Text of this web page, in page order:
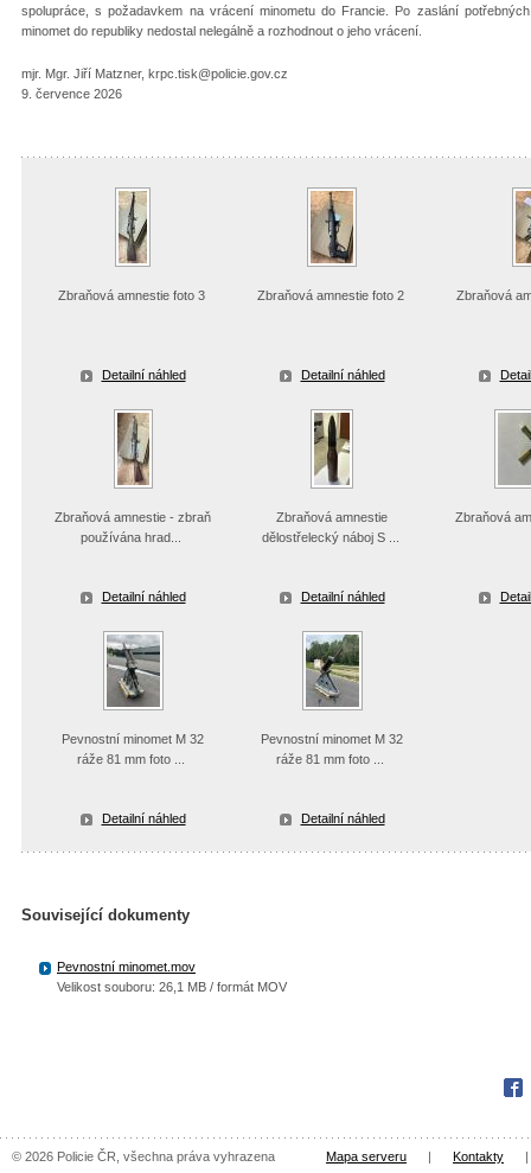
spolupráce, s požadavkem na vrácení minometu do Francie. Po zaslání
minomet do republiky nedostal nelegálně a rozhodnout o jeho vrácení.
mjr. Mgr. Jiří Matzner, krpc.tisk@policie.gov.cz
9. července 2026
Zbraňová amnestie foto 3
Detailní náhled
Zbraňová amnestie foto 2
Detailní náhled
Zbraňová
Zbraňová amnestie - zbraň
používána hrad...
Detailní náhled
Zbraňová amnestie
dělostřelecký náboj S ...
Detailní náhled
Zbraňová
Pevnostní minomet M 32
ráže 81 mm foto ...
Detailní náhled
Pevnostní minomet M 32
ráže 81 mm foto ...
Detailní náhled
Související dokumenty
Pevnostní minomet.mov
Velikost souboru: 26,1 MB / formát MOV
© 2026 Policie ČR, všechna práva vyhrazena Mapa serveru Kontakty